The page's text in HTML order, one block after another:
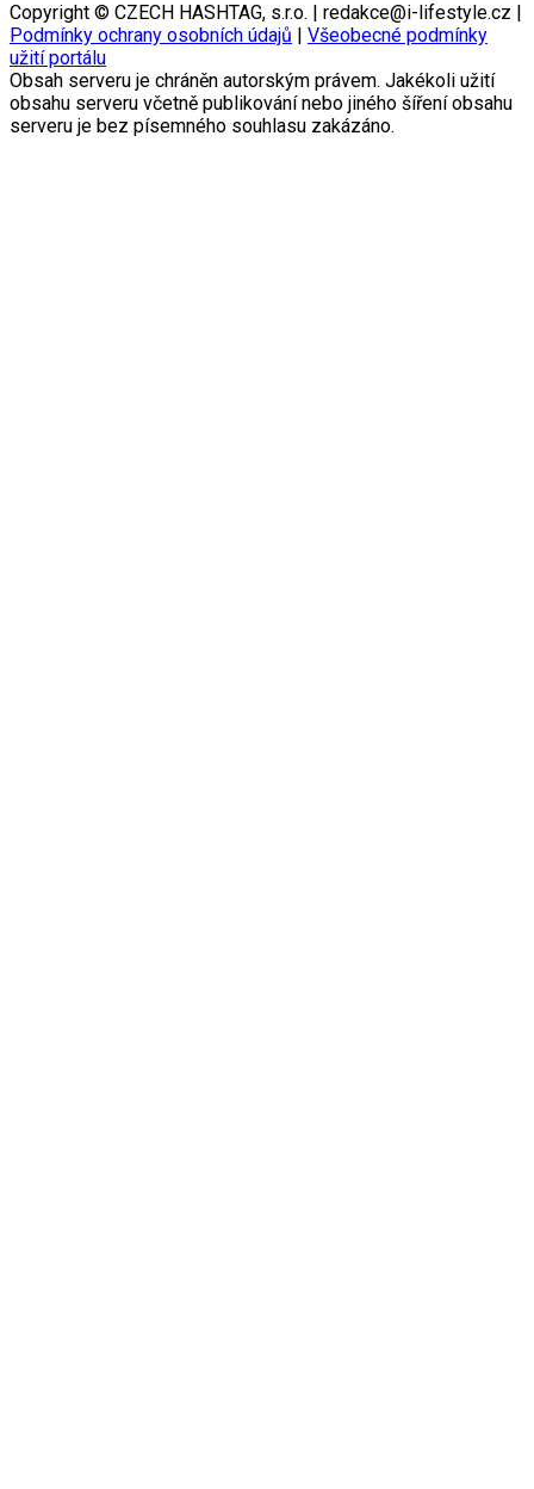
Copyright © CZECH HASHTAG, s.r.o. | redakce@i-lifestyle.cz |
Podmínky ochrany osobních údajů | Všeobecné podmínky
užití portálu
Obsah serveru je chráněn autorským právem. Jakékoli užití
obsahu serveru včetně publikování nebo jiného šíření obsahu
serveru je bez písemného souhlasu zakázáno.